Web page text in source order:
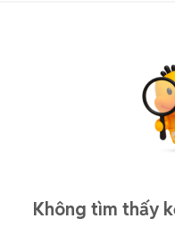
Không tìm thấy